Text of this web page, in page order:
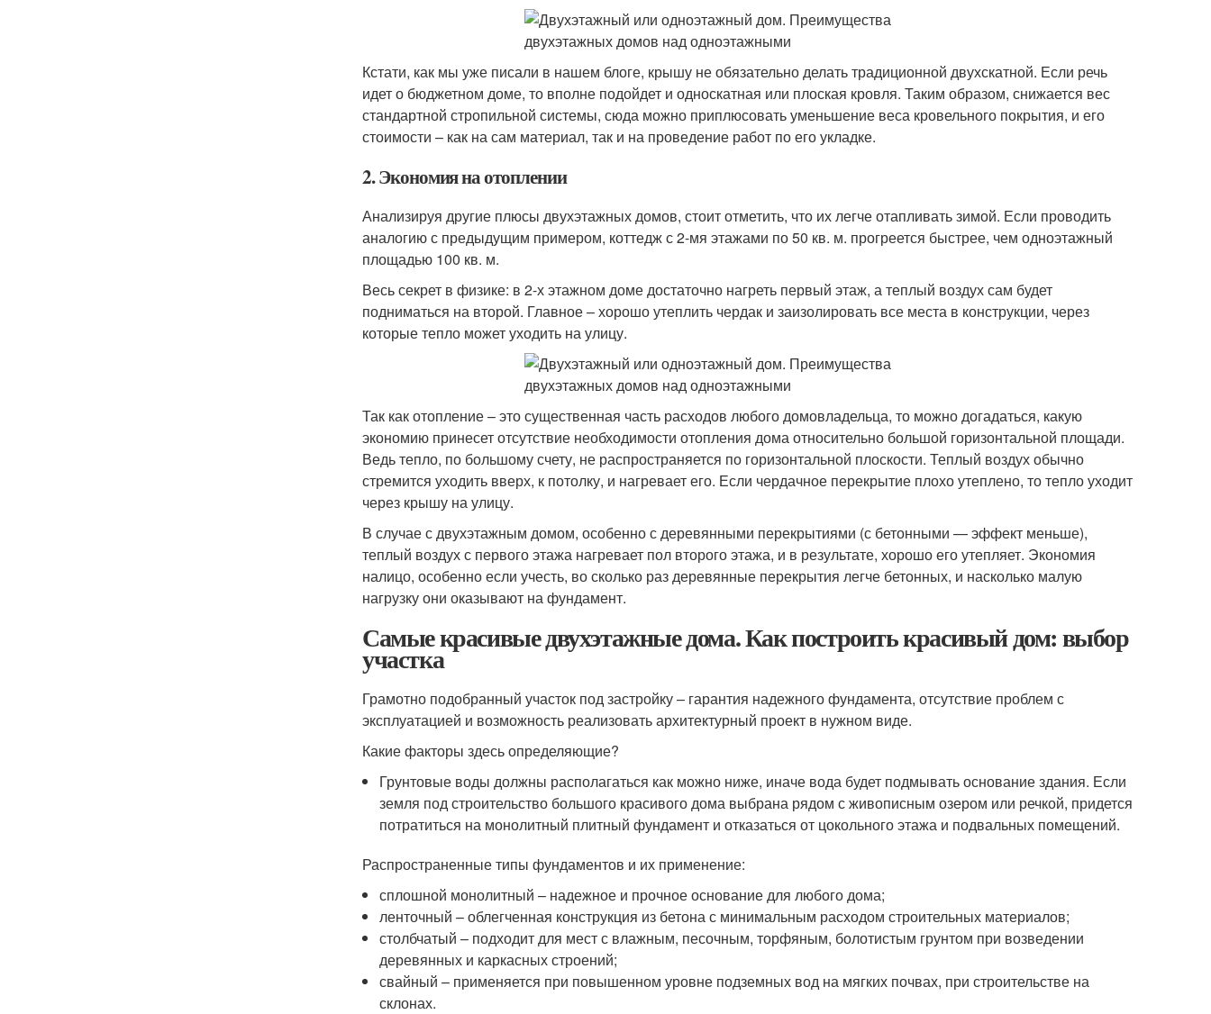
Кстати, как мы уже писали в нашем блоге, крышу не обязательно делать традиционной двухскатной. Если речь
идет о бюджетном доме, то вполне подойдет и односкатная или плоская кровля. Таким образом, снижается вес
стандартной стропильной системы, сюда можно приплюсовать уменьшение веса кровельного покрытия, и его
стоимости – как на сам материал, так и на проведение работ по его укладке.
2. Экономия на отоплении
Анализируя другие плюсы двухэтажных домов, стоит отметить, что их легче отапливать зимой. Если проводить
аналогию с предыдущим примером, коттедж с 2-мя этажами по 50 кв. м. прогреется быстрее, чем одноэтажный
площадью 100 кв. м.
Весь секрет в физике: в 2-х этажном доме достаточно нагреть первый этаж, а теплый воздух сам будет
подниматься на второй. Главное – хорошо утеплить чердак и заизолировать все места в конструкции, через
которые тепло может уходить на улицу.
Так как отопление – это существенная часть расходов любого домовладельца, то можно догадаться, какую
экономию принесет отсутствие необходимости отопления дома относительно большой горизонтальной площади.
Ведь тепло, по большому счету, не распространяется по горизонтальной плоскости. Теплый воздух обычно
стремится уходить вверх, к потолку, и нагревает его. Если чердачное перекрытие плохо утеплено, то тепло уходит
через крышу на улицу.
В случае с двухэтажным домом, особенно с деревянными перекрытиями (с бетонными — эффект меньше),
теплый воздух с первого этажа нагревает пол второго этажа, и в результате, хорошо его утепляет. Экономия
налицо, особенно если учесть, во сколько раз деревянные перекрытия легче бетонных, и насколько малую
нагрузку они оказывают на фундамент.
Самые красивые двухэтажные дома. Как построить красивый дом: выбор
участка
Грамотно подобранный участок под застройку – гарантия надежного фундамента, отсутствие проблем с
эксплуатацией и возможность реализовать архитектурный проект в нужном виде.
Какие факторы здесь определяющие?
Грунтовые воды должны располагаться как можно ниже, иначе вода будет подмывать основание здания. Если
земля под строительство большого красивого дома выбрана рядом с живописным озером или речкой, придется
потратиться на монолитный плитный фундамент и отказаться от цокольного этажа и подвальных помещений.
Распространенные типы фундаментов и их применение:
сплошной монолитный – надежное и прочное основание для любого дома;
ленточный – облегченная конструкция из бетона с минимальным расходом строительных материалов;
столбчатый – подходит для мест с влажным, песочным, торфяным, болотистым грунтом при возведении
деревянных и каркасных строений;
свайный – применяется при повышенном уровне подземных вод на мягких почвах, при строительстве на
склонах.